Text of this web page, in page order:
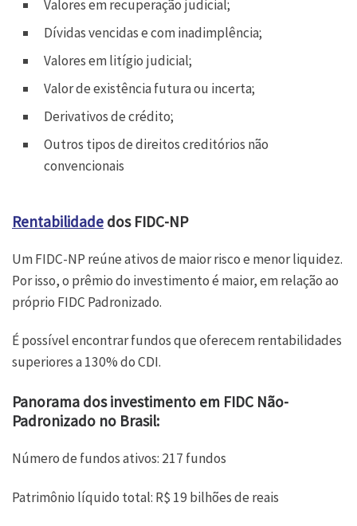
Valores em recuperação judicial;
Dívidas vencidas e com inadimplência;
Valores em litígio judicial;
Valor de existência futura ou incerta;
Derivativos de crédito;
Outros tipos de direitos creditórios não
convencionais
Rentabilidade dos FIDC-NP
Um FIDC-NP reúne ativos de maior risco e menor liquidez.
Por isso, o prêmio do investimento é maior, em relação ao
próprio FIDC Padronizado.
É possível encontrar fundos que oferecem rentabilidades
superiores a 130% do CDI.
Panorama dos investimento em FIDC Não-
Padronizado no Brasil:
Número de fundos ativos: 217 fundos
Patrimônio líquido total: R$ 19 bilhões de reais